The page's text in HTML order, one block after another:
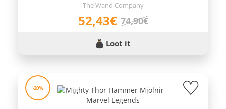
The Wand Company
52,43€ 74,90€
Loot it
-20%